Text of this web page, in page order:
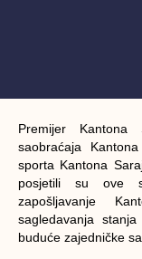
Premijer Kantona
saobraćaja
sporta Kantona
posjetili su ove
zapošljavanje
sagledavanja
buduće zajedničke